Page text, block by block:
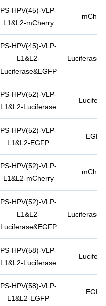
PS-HPV(45)-VLP-
L1&L2-mCherry
PS-HPV(45)-VLP-
L1&L2-
Luciferase&EGFP
PS-HPV(52)-VLP-
L1&L2-Luciferase
PS-HPV(52)-VLP-
L1&L2-EGFP
EGFP
PS-HPV(52)-VLP-
L1&L2-mCherry
PS-HPV(52)-VLP-
L1&L2-
Luciferase&EGFP
PS-HPV(58)-VLP-
L1&L2-Luciferase
PS-HPV(58)-VLP-
L1&L2-EGFP
EGFP